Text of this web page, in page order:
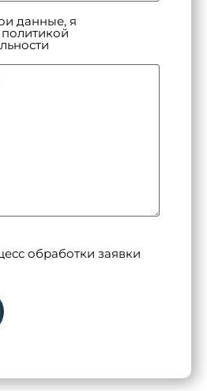
данные, я
обработки заявки